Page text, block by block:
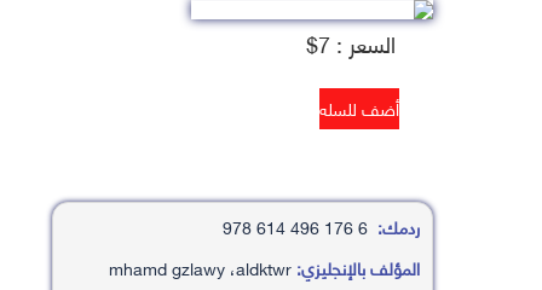
السعر : 7$
ردمك:
المؤلف بالإنجليزي: